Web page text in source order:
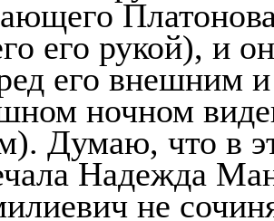
его рукой), и
его внешним
ночном ви
Думаю, что в
Надежда
не